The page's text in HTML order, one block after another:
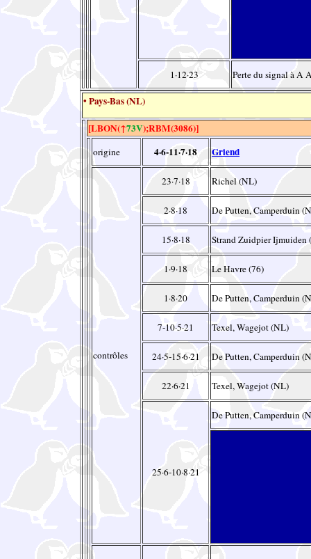
1·12·23 Perte du signal à A
• Pays-Bas (NL)
[LBON(↑73V);RBM(3086)]
origine 4·6-11·7·18 Griend
contrôles
23·7·18 Richel (NL)
2·8·18 De Putten, Camperduin
15·8·18 Strand Zuidpier Ijmuiden
1·9·18 Le Havre (76)
1·8·20 De Putten, Camperduin
7-10·5·21 Texel, Wagejot (NL)
24·5-15·6·21 De Putten, Camperduin
22·6·21 Texel, Wagejot (NL)
25·6-10·8·21
De Putten, Camperduin